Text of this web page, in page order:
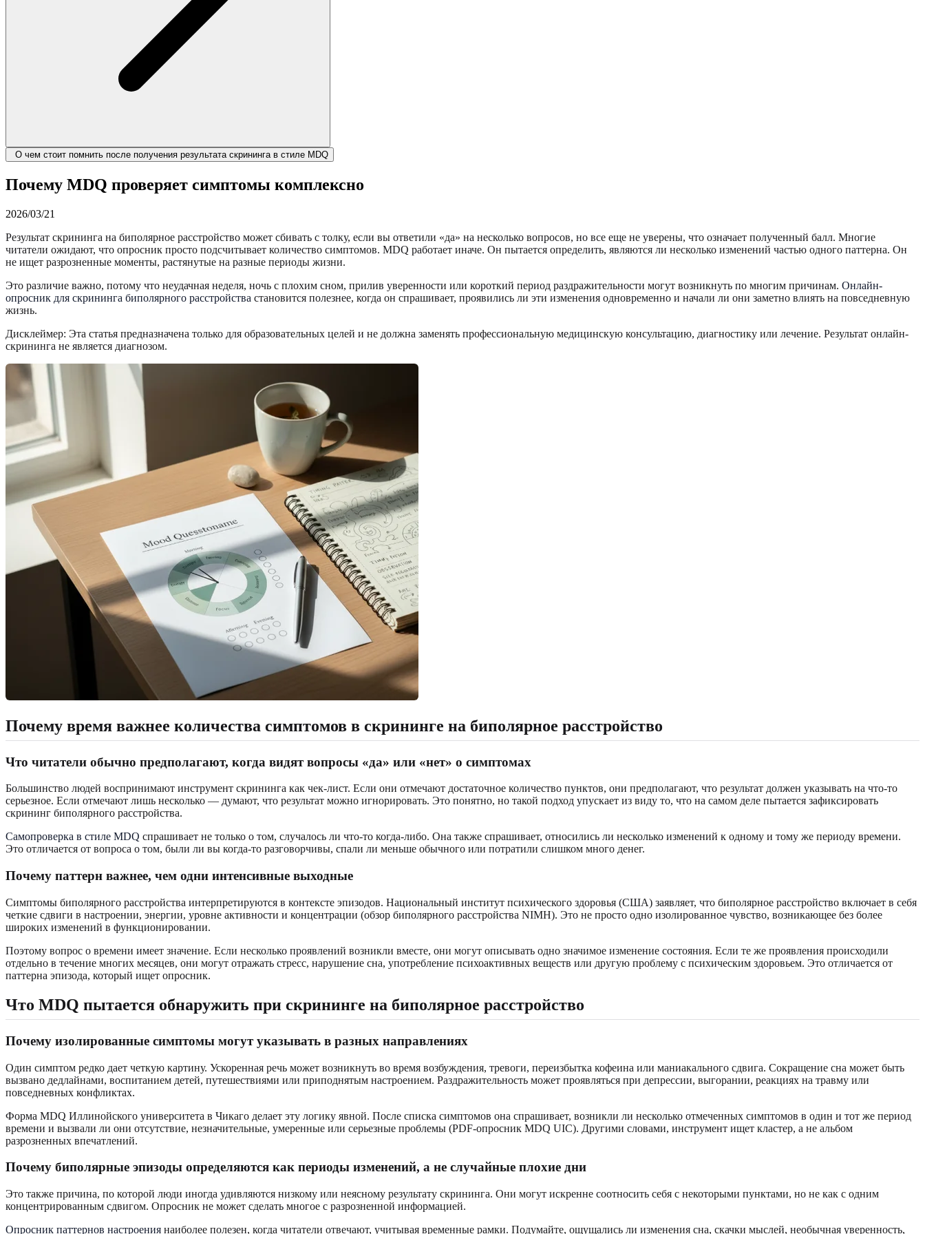
О чем стоит помнить после получения результата скрининга в стиле MDQ
Почему MDQ проверяет симптомы комплексно
2026/03/21
Результат скрининга на биполярное расстройство может сбивать с толку, если вы ответили «да» на несколько вопросов, но все еще не уверены, что означает полученный балл. Многие
читатели ожидают, что опросник просто подсчитывает количество симптомов. MDQ работает иначе. Он пытается определить, являются ли несколько изменений частью одного паттерна. Он
не ищет разрозненные моменты, растянутые на разные периоды жизни.
Это различие важно, потому что неудачная неделя, ночь с плохим сном, прилив уверенности или короткий период раздражительности могут возникнуть по многим причинам. Онлайн-
опросник для скрининга биполярного расстройства становится полезнее, когда он спрашивает, проявились ли эти изменения одновременно и начали ли они заметно влиять на повседневную
жизнь.
Дисклеймер: Эта статья предназначена только для образовательных целей и не должна заменять профессиональную медицинскую консультацию, диагностику или лечение. Результат онлайн-
скрининга не является диагнозом.
Почему время важнее количества симптомов в скрининге на биполярное расстройство
Что читатели обычно предполагают, когда видят вопросы «да» или «нет» о симптомах
Большинство людей воспринимают инструмент скрининга как чек-лист. Если они отмечают достаточное количество пунктов, они предполагают, что результат должен указывать на что-то
серьезное. Если отмечают лишь несколько — думают, что результат можно игнорировать. Это понятно, но такой подход упускает из виду то, что на самом деле пытается зафиксировать
скрининг биполярного расстройства.
Самопроверка в стиле MDQ спрашивает не только о том, случалось ли что-то когда-либо. Она также спрашивает, относились ли несколько изменений к одному и тому же периоду времени.
Это отличается от вопроса о том, были ли вы когда-то разговорчивы, спали ли меньше обычного или потратили слишком много денег.
Почему паттерн важнее, чем одни интенсивные выходные
Симптомы биполярного расстройства интерпретируются в контексте эпизодов. Национальный институт психического здоровья (США) заявляет, что биполярное расстройство включает в себя
четкие сдвиги в настроении, энергии, уровне активности и концентрации (обзор биполярного расстройства NIMH). Это не просто одно изолированное чувство, возникающее без более
широких изменений в функционировании.
Поэтому вопрос о времени имеет значение. Если несколько проявлений возникли вместе, они могут описывать одно значимое изменение состояния. Если те же проявления происходили
отдельно в течение многих месяцев, они могут отражать стресс, нарушение сна, употребление психоактивных веществ или другую проблему с психическим здоровьем. Это отличается от
паттерна эпизода, который ищет опросник.
Что MDQ пытается обнаружить при скрининге на биполярное расстройство
Почему изолированные симптомы могут указывать в разных направлениях
Один симптом редко дает четкую картину. Ускоренная речь может возникнуть во время возбуждения, тревоги, переизбытка кофеина или маниакального сдвига. Сокращение сна может быть
вызвано дедлайнами, воспитанием детей, путешествиями или приподнятым настроением. Раздражительность может проявляться при депрессии, выгорании, реакциях на травму или
повседневных конфликтах.
Форма MDQ Иллинойского университета в Чикаго делает эту логику явной. После списка симптомов она спрашивает, возникли ли несколько отмеченных симптомов в один и тот же период
времени и вызвали ли они отсутствие, незначительные, умеренные или серьезные проблемы (PDF-опросник MDQ UIC). Другими словами, инструмент ищет кластер, а не альбом
разрозненных впечатлений.
Почему биполярные эпизоды определяются как периоды изменений, а не случайные плохие дни
Это также причина, по которой люди иногда удивляются низкому или неясному результату скрининга. Они могут искренне соотносить себя с некоторыми пунктами, но не как с одним
концентрированным сдвигом. Опросник не может сделать многое с разрозненной информацией.
Опросник паттернов настроения наиболее полезен, когда читатели отвечают, учитывая временные рамки. Подумайте, ощущались ли изменения сна, скачки мыслей, необычная уверенность,